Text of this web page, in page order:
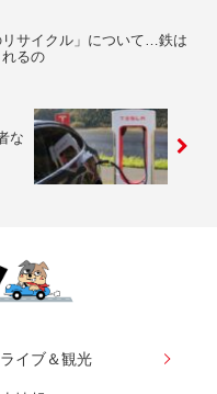
リサイクル」について…鉄は
るの
な
ライブ＆観光